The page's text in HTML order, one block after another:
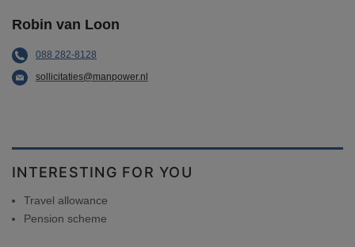
Robin van Loon
088 282-8128
sollicitaties@manpower.nl
INTERESTING FOR YOU
Travel allowance
Pension scheme